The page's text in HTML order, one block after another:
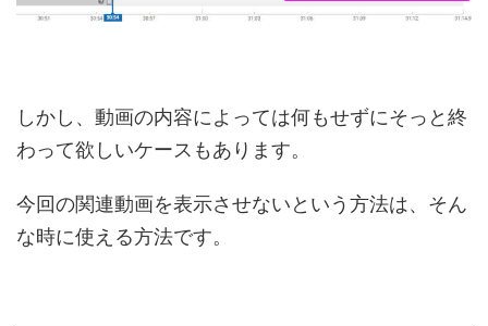
しかし、動画の内容によっては何もせずにそっと終
わって欲しいケースもあります。
今回の関連動画を表示させないという方法は、そん
な時に使える方法です。